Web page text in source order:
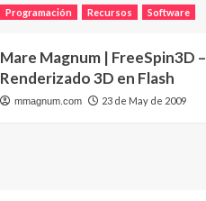
Programación
Recursos Software
Mare Magnum | FreeSpin3D –
Renderizado 3D en Flash
mmagnum.com 23 de May de 2009